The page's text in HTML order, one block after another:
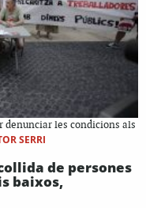
denunciar les condicions als
SERRI
de persones
baixos,